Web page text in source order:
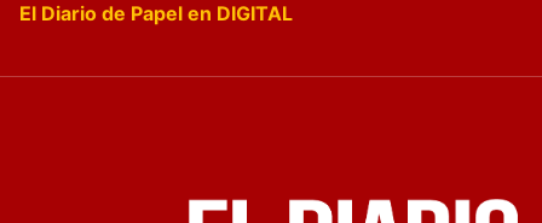
El Diario de Papel en DIGITAL